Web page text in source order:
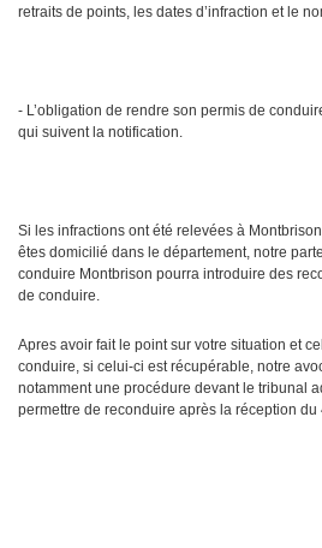
retraits de points, les dates d’infraction et le
- L’obligation de rendre son permis de
qui suivent la notification.
Si les infractions ont été relevées à
êtes domicilié dans le département, notre
conduire Montbrison pourra introduire des
de conduire.
Apres avoir fait le point sur votre situation et
conduire, si celui-ci est récupérable, notre
notamment une procédure devant le tribunal
permettre de reconduire après la réception du